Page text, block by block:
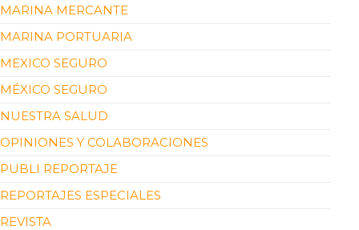
MARINA MERCANTE
MARINA PORTUARIA
MEXICO SEGURO
MÉXICO SEGURO
NUESTRA SALUD
OPINIONES Y COLABORACIONES
PUBLI REPORTAJE
REPORTAJES ESPECIALES
REVISTA